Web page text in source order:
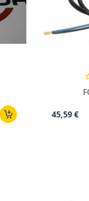
45,59 €